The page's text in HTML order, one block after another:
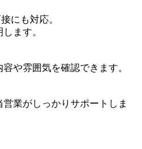
にも対応。
ます。
や雰囲気を確認できます。
業がしっかりサポートしま